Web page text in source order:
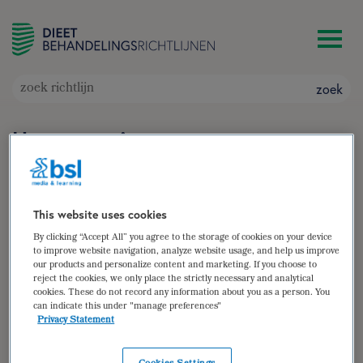
zoek
Hypertensie
Doelgroep: Volwassenen met hypertensie/hoge
bloeddruk
Auteur(s): Anouk de Veen
zoek
samenvatting
(para)medische gegevens
This website uses cookies
By clicking “Accept All” you agree to the storage of cookies on your device
to improve website navigation, analyze website usage, and help us improve
our products and personalize content and marketing. If you choose to
reject the cookies, we only place the strictly necessary and analytical
cookies. These do not record any information about you as a person. You
can indicate this under "manage preferences"
Privacy Statement